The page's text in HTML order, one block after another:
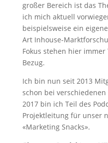
großer Bereich ist das
ich mich aktuell
beispielsweise ein
Art Inhouse-
Fokus stehen hier
Bezug.
Ich bin nun seit 2013
schon bei
2017 bin ich Teil des
Projektleitung für unser
«Marketing Snacks».